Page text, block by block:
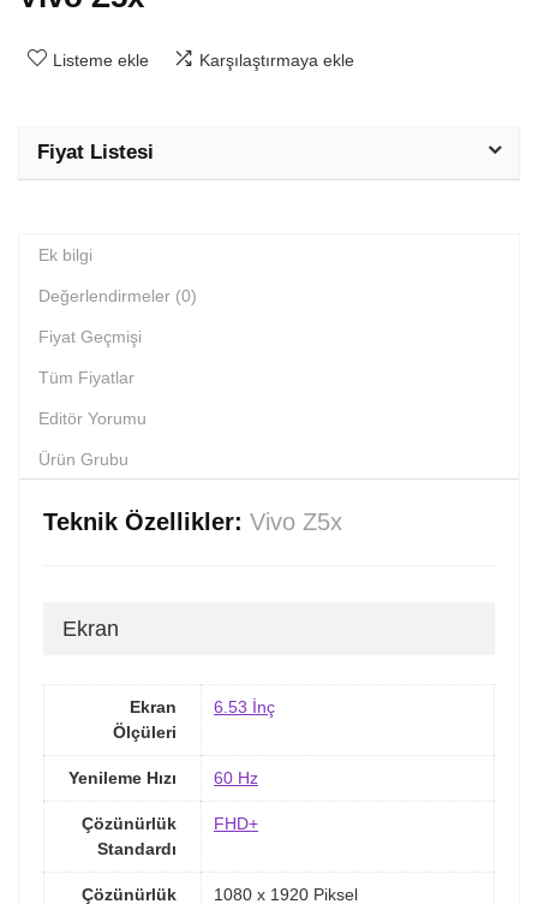
Listeme ekle Karşılaştırmaya ekle
Fiyat Listesi
Ek bilgi
Değerlendirmeler (0)
Fiyat Geçmişi
Tüm Fiyatlar
Editör Yorumu
Ürün Grubu
Teknik Özellikler: Vivo Z5x
Ekran
Ekran
Ölçüleri
6.53 İnç
Yenileme Hızı 60 Hz
Çözünürlük
Standardı
FHD+
Çözünürlük 1080 x 1920 Piksel